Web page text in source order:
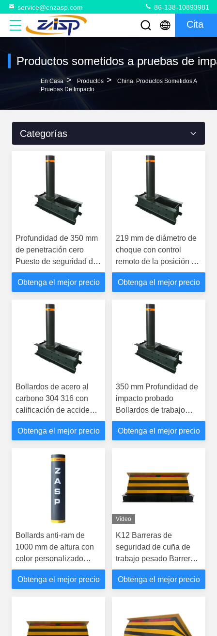
service@cnzasp.com 86-138-10893981
Cita
Productos sometidos a pruebas de
En Casa > Productos >
China. Productos Sometidos A
Pruebas De Impacto
Categorías
Profundidad de 350 mm
de penetración cero
Puesto de seguridad de
la entrada Bollardos de
acero galvanizado
Obtenga el mejor precio
219 mm de diámetro de
choque con control
remoto de la posición de
seguridad de
estacionamiento
Obtenga el mejor precio
Bollardos de acero al
carbono 304 316 con
calificación de accidente
antiterrorista
Obtenga el mejor precio
350 mm Profundidad de
impacto probado
Bollardos de trabajo
pesado Bollardo de
metal
Obtenga el mejor precio
Bollards anti-ram de
1000 mm de altura con
color personalizado
certificado por IWA14-1
Obtenga el mejor precio
Vídeo
K12 Barreras de
seguridad de cuña de
trabajo pesado Barrera
de vehículos de choque
Obtenga el mejor precio